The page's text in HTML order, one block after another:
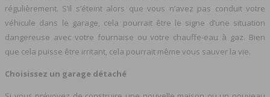
régulièrement. S’il s’éteint alors que vous n’avez pas conduit votre
véhicule dans le garage, cela pourrait être le signe d’une situation
dangereuse avec votre fournaise ou votre chauffe-eau à gaz. Bien
que cela puisse être irritant, cela pourrait même vous sauver la vie.
Choisissez un garage détaché